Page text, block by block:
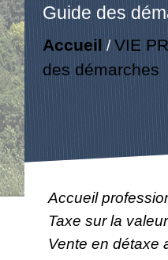
Guide des
Accueil /VIE
des démarches
Accueil
Taxe sur la
Vente en détaxe